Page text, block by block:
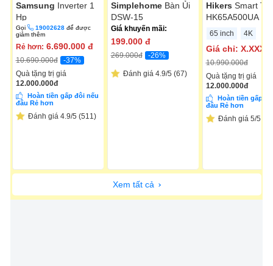
Samsung Inverter 1
Hp
AR10DYHZAWKNSV
Gọi 19002628để được
giảm thêm
Rẻ hơn: 6.690.000 đ
10.690.000đ
-37%
Quà tặng trị giá
12.000.000đ
Hoàn tiền gấp đôi nếu
đâu Rẻ hơn
Đánh giá 4.9/5 (511)
Simplehome Bàn Ủi
DSW-15
Giá khuyến mãi:
199.000 đ
269.000đ -26%
Đánh giá 4.9/5 (67)
Hikers Smart Tivi
HK65A500UA
65 inch 4K
Giá chỉ:
10.990.000đ
Quà tặng trị giá
12.000.000đ
Hoàn tiền gấp
đâu Rẻ hơn
Đánh giá 5/5
Xem tất cả